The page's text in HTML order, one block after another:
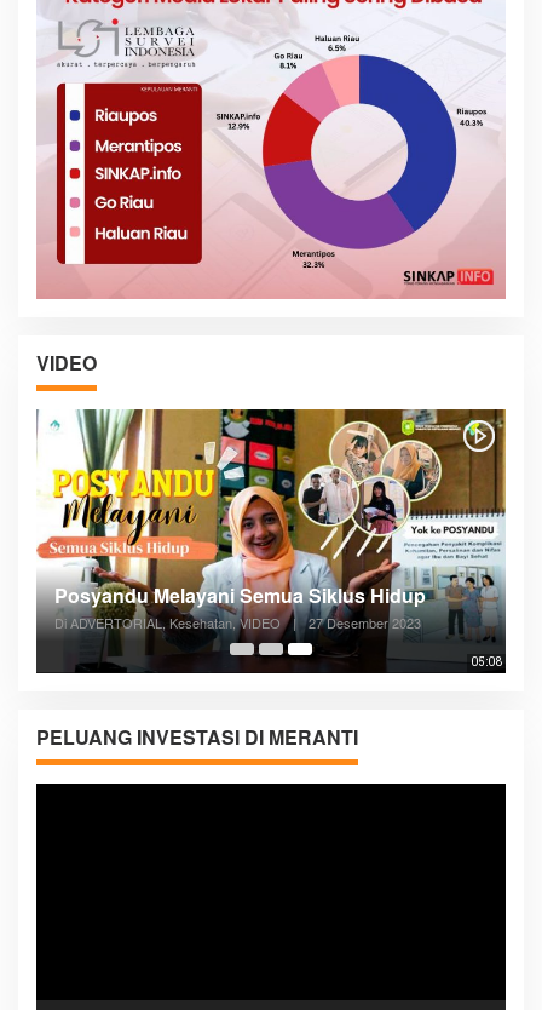
VIDEO
05:08
Posyandu Melayani Semua Siklus Hidup
Di ADVERTORIAL, Kesehatan, VIDEO | 27 Desember 2023
PELUANG INVESTASI DI MERANTI